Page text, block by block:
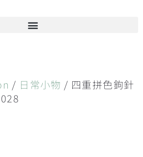
/ 日常小物 / 四重拼色鉤針